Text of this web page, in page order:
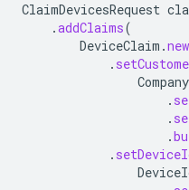
ClaimDevicesRequest
.addClaims(
DeviceClaim .
.
.
.
.
.